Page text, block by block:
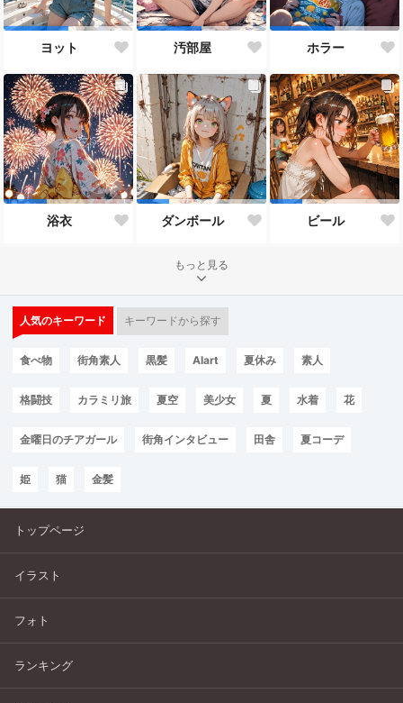
ヨット 汚部屋 ホラー
浴衣 ダンボール ビール
もっと見る
人気のキーワード キーワードから探す
食べ物 街角素人 黒髪 AIart 夏休み 素人
格闘技 カラミリ旅 夏空 美少女 夏 水着 花
金曜日のチアガール 街角インタビュー 田舎 夏コーデ
姫 猫 金髪
トップページ
イラスト
フォト
ランキング